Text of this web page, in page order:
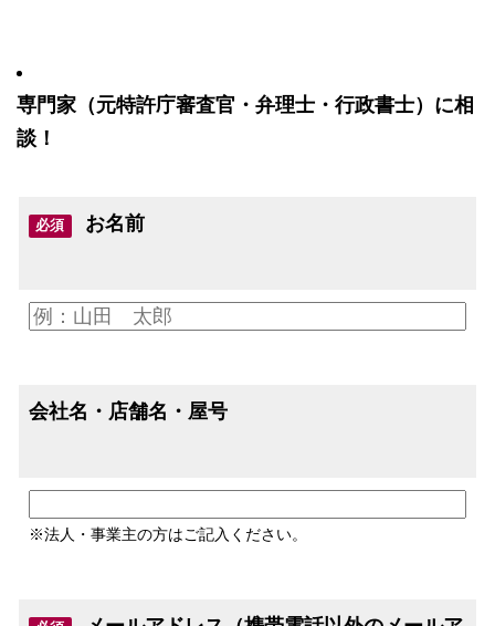
専門家（元特許庁審査官・弁理士・行政書士）に相
談！
必須 お名前
会社名・店舗名・屋号
※法人・事業主の方はご記入ください。